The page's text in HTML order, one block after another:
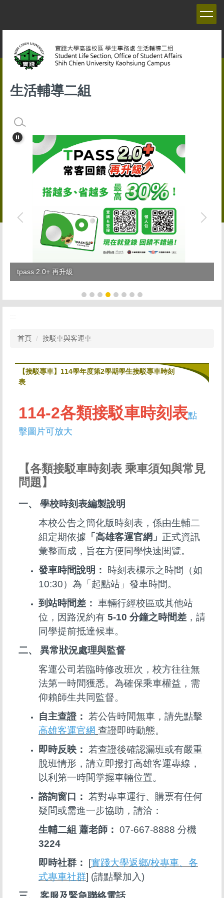
生活輔導二組
tpass 2.0+ 再升級
:::
首頁 接駁車與客運車
【接駁專車】114學年度第2學期學生接駁專車時刻
表
114-2各類接駁車時刻表點
擊圖片可放大
【各類接駁車時刻表 乘車須知與常見
問題】
一、 學校時刻表編製說明
本校公告之簡化版時刻表，係由生輔二
組定期依據 「高雄客運官網」 正式資訊
彙整而成，旨在方便同學快速閱覽。
發車時間說明：
時刻表標示之時間（如
10:30）為「起點站」發車時間。
到站時間差： 車輛行經校區或其他站
位，因路況約有 5-10 分鐘之時間差 ，請
同學提前抵達候車。
二、 異常狀況處理與監督
客運公司若臨時修改班次，校方往往無
法第一時間獲悉。為確保乘車權益，需
仰賴師生共同監督。
自主查證： 若公告時間無車，請先點擊
高雄客運官網 查證即時動態。
即時反映： 若查證後確認漏班或有嚴重
脫班情形，請立即撥打高雄客運專線，
以利第一時間掌握車輛位置。
諮詢窗口： 若對專車運行、購票有任何
疑問或需進一步協助，請洽：
生輔二組 蕭老師： 07-667-8888 分機
3224
即時社群：
[實踐大學返鄉/校專車、各
式專車社群] (請點擊加入)